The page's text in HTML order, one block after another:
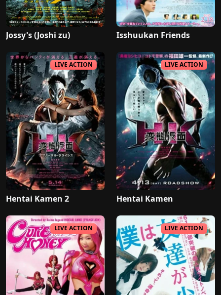
Jossy's (Joshi zu) Isshuukan Friends
LIVE ACTION
Hentai Kamen 2
LIVE ACTION
Hentai Kamen
LIVE ACTION LIVE ACTION